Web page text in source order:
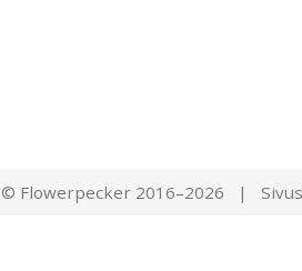
© Flowerpecker 2016–2026 |